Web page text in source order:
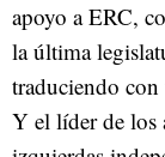
apoyo a ERC,
la última
traduciendo
Y el líder de los